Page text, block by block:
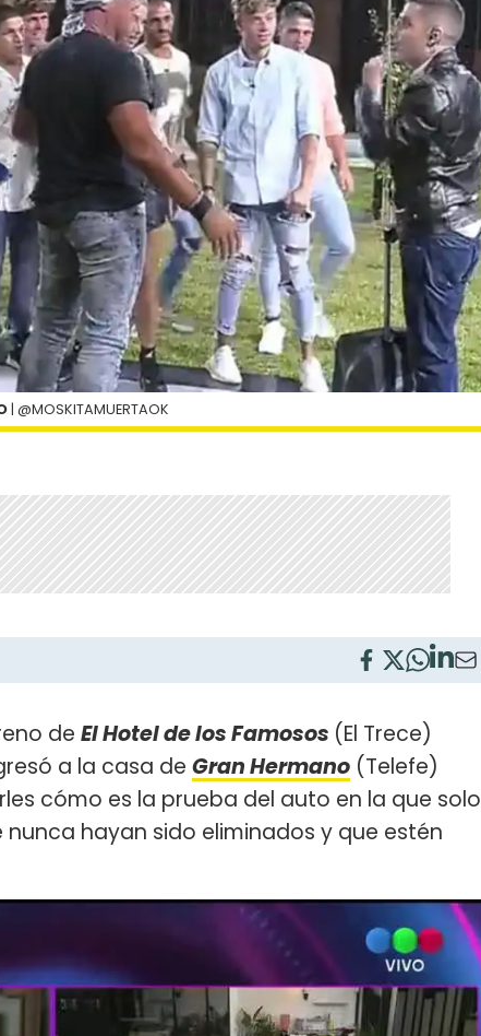
| @MOSKITAMUERTAOK
de El Hotel de los Famosos (El Trece)
a la casa de Gran Hermano (Telefe)
cómo es la prueba del auto en la que solo
hayan sido eliminados y que estén